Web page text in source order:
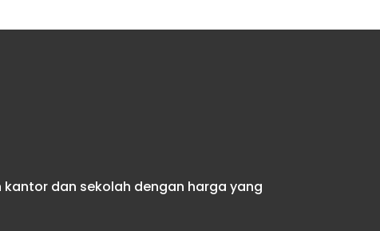
dan sekolah dengan harga yang